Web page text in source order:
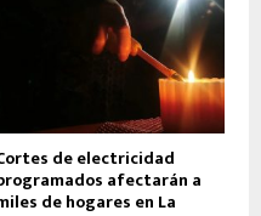
de electricidad
afectarán a
de hogares en La